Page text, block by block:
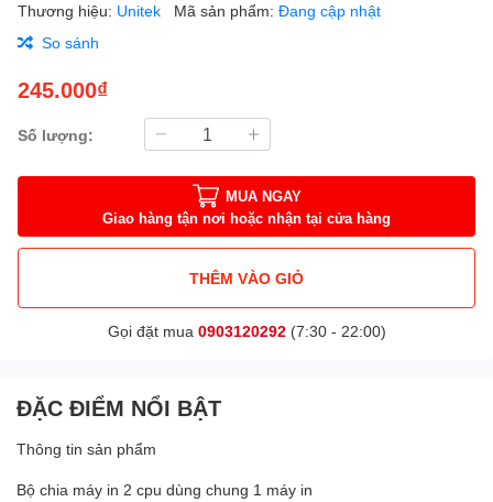
Thương hiệu: Unitek Mã sản phẩm: Đang cập nhật
So sánh
245.000₫
Số lượng:
MUA NGAY
Giao hàng tận nơi hoặc nhận tại cửa hàng
THÊM VÀO GIỎ
Gọi đặt mua 0903120292(7:30 - 22:00)
ĐẶC ĐIỂM NỔI BẬT
Thông tin sản phẩm
Bộ chia máy in 2 cpu dùng chung 1 máy in